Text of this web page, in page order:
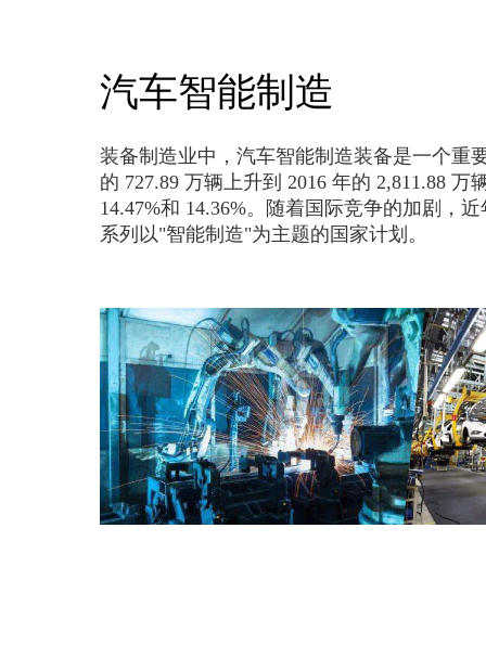
汽车智能制造
装备制造业中，汽车智能制造装备是一个重
的 727.89 万辆上升到 2016 年的 2,811.88
14.47%和 14.36%。随着国际竞争的加剧，
系列以"智能制造"为主题的国家计划。